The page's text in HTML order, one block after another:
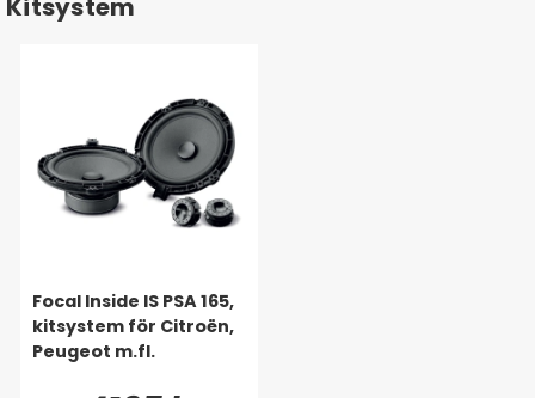
Kitsystem
Focal Inside IS PSA 165,
kitsystem för Citroën,
Peugeot m.fl.